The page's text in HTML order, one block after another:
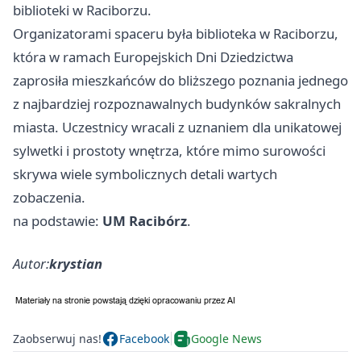
biblioteki w Raciborzu.
Organizatorami spaceru była biblioteka w Raciborzu,
która w ramach Europejskich Dni Dziedzictwa
zaprosiła mieszkańców do bliższego poznania jednego
z najbardziej rozpoznawalnych budynków sakralnych
miasta. Uczestnicy wracali z uznaniem dla unikatowej
sylwetki i prostoty wnętrza, które mimo surowości
skrywa wiele symbolicznych detali wartych
zobaczenia.
na podstawie: UM Racibórz.
Autor:krystian
Zaobserwuj nas! Facebook Google News